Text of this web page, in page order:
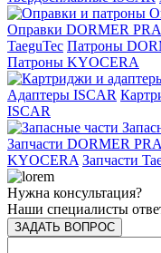
Оправки DORMER
TaeguTec Патроны
Патроны KYOCERA
Адаптеры ISCAR
ISCAR
Запчасти DORMER
KYOCERA Запчасти
Нужна консультация?
Наши специалисты
ЗАДАТЬ ВОПРОС